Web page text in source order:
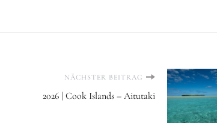
NÄCHSTER BEITRAG
2026 | Cook Islands – Aitutaki